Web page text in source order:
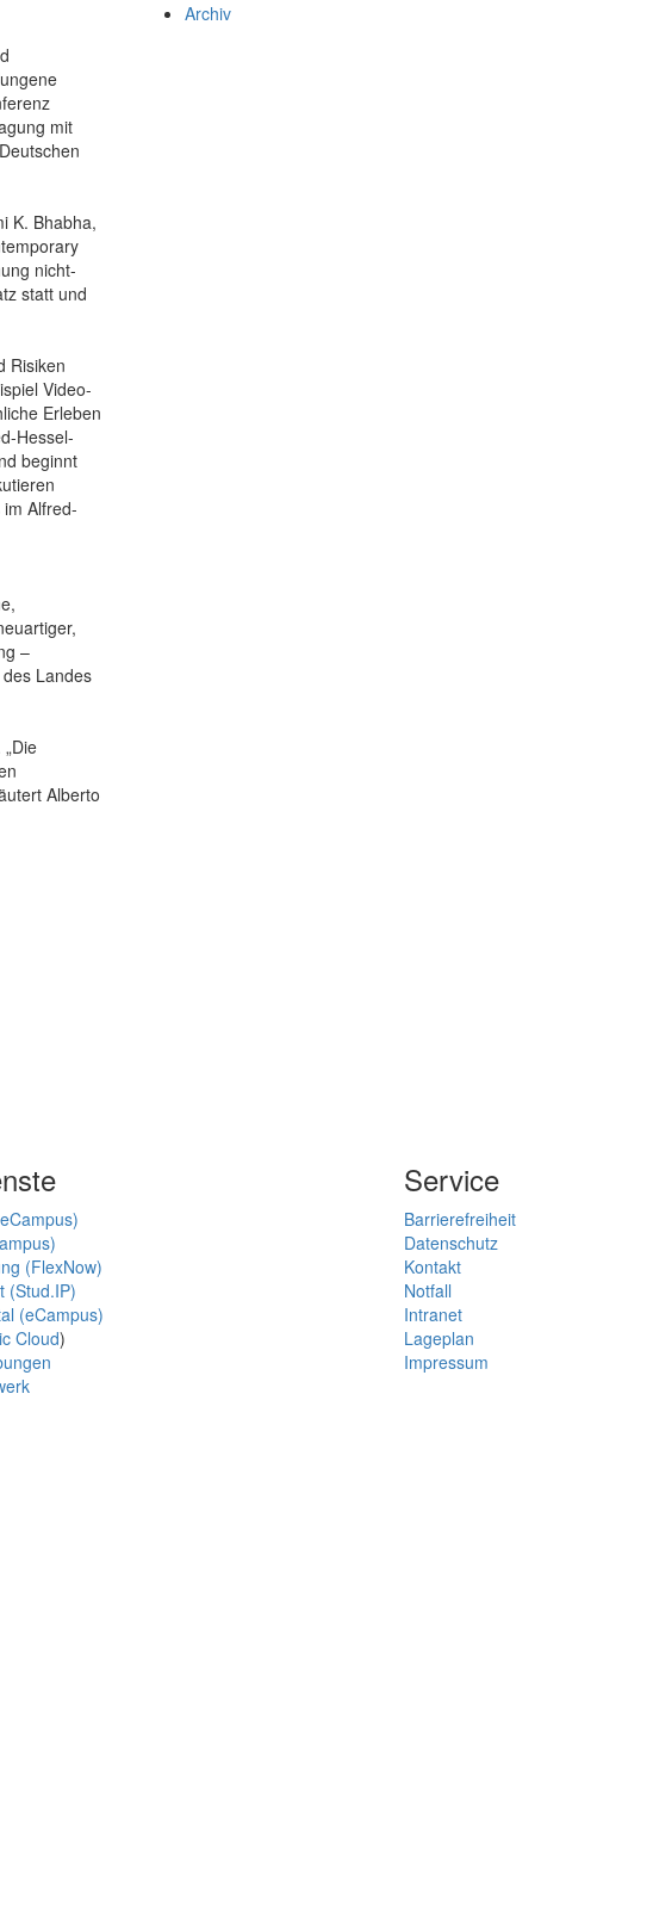
mit
K. Bhabha,
nicht-
statt und
Risiken
Video-
Erleben
Hessel-
beginnt
Alfred-
–
Landes
Alberto
Archiv
(FlexNow)
(Stud.IP)
(eCampus)
Cloud)
Service
Barrierefreiheit
Datenschutz
Kontakt
Notfall
Intranet
Lageplan
Impressum